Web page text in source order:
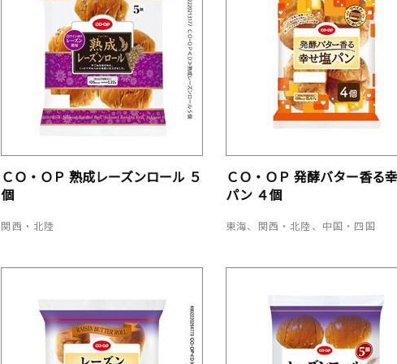
ＣＯ・ＯＰ 熟成レーズンロール ５
個
関西・北陸
ＣＯ・ＯＰ 発酵バター香る
パン ４個
東海、関西・北陸、中国・四国